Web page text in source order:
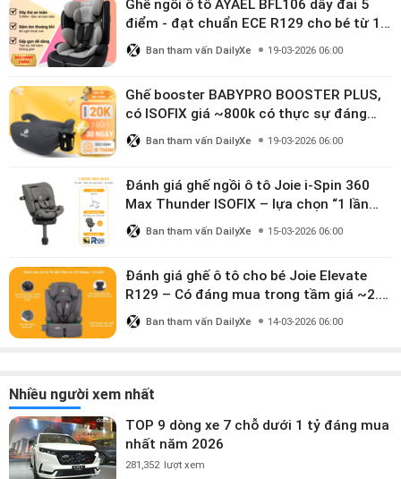
Ghế ngồi ô tô AYAEL BFL106 dây đai 5
điểm - đạt chuẩn ECE R129 cho bé từ 1–
10 tuổi
Ban tham vấn DailyXe 19-03-2026 06:00
Ghế booster BABYPRO BOOSTER PLUS,
có ISOFIX giá ~800k có thực sự đáng
mua?
Ban tham vấn DailyXe 19-03-2026 06:00
Đánh giá ghế ngồi ô tô Joie i-Spin 360
Max Thunder ISOFIX – lựa chọn “1 lần
dùng đến 12 năm” có đáng giá gần 9
triệu?
Ban tham vấn DailyXe 15-03-2026 06:00
Đánh giá ghế ô tô cho bé Joie Elevate
R129 – Có đáng mua trong tầm giá ~2.8
triệu?
Ban tham vấn DailyXe 14-03-2026 06:00
Nhiều người xem nhất
TOP 9 dòng xe 7 chỗ dưới 1 tỷ đáng mua
nhất năm 2026
281,352 lượt xem